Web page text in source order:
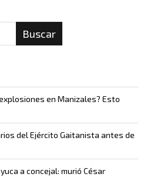
Buscar
en Manizales? Esto
del Ejército Gaitanista antes de
a concejal: murió César